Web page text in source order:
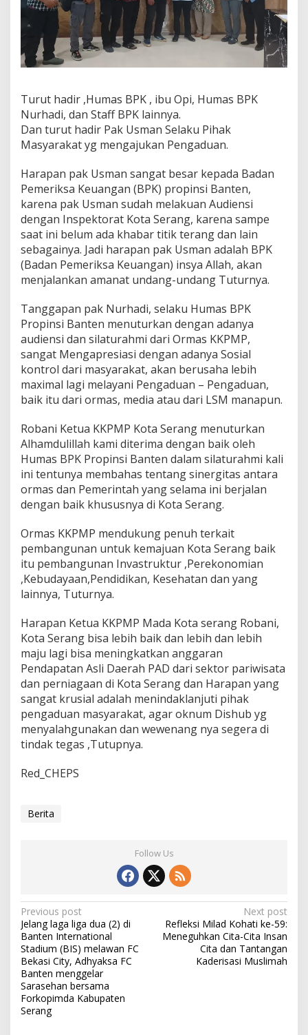
Turut hadir ,Humas BPK , ibu Opi, Humas BPK
Nurhadi, dan Staff BPK lainnya.
Dan turut hadir Pak Usman Selaku Pihak
Masyarakat yg mengajukan Pengaduan.
Harapan pak Usman sangat besar kepada Badan
Pemeriksa Keuangan (BPK) propinsi Banten,
karena pak Usman sudah melakuan Audiensi
dengan Inspektorat Kota Serang, karena sampe
saat ini belum ada khabar titik terang dan lain
sebagainya. Jadi harapan pak Usman adalah BPK
(Badan Pemeriksa Keuangan) insya Allah, akan
menjalankan amanat undang-undang Tuturnya.
Tanggapan pak Nurhadi, selaku Humas BPK
Propinsi Banten menuturkan dengan adanya
audiensi dan silaturahmi dari Ormas KKPMP,
sangat Mengapresiasi dengan adanya Sosial
kontrol dari masyarakat, akan berusaha lebih
maximal lagi melayani Pengaduan – Pengaduan,
baik itu dari ormas, media atau dari LSM manapun.
Robani Ketua KKPMP Kota Serang menuturkan
Alhamdulillah kami diterima dengan baik oleh
Humas BPK Propinsi Banten dalam silaturahmi kali
ini tentunya membahas tentang sinergitas antara
ormas dan Pemerintah yang selama ini berjalan
dengan baik khususnya di Kota Serang.
Ormas KKPMP mendukung penuh terkait
pembangunan untuk kemajuan Kota Serang baik
itu pembangunan Invastruktur ,Perekonomian
,Kebudayaan,Pendidikan, Kesehatan dan yang
lainnya, Tuturnya.
Harapan Ketua KKPMP Mada Kota serang Robani,
Kota Serang bisa lebih baik dan lebih dan lebih
maju lagi bisa meningkatkan anggaran
Pendapatan Asli Daerah PAD dari sektor pariwisata
dan perniagaan di Kota Serang dan Harapan yang
sangat krusial adalah menindaklanjuti pihak
pengaduan masyarakat, agar oknum Dishub yg
menyalahgunakan dan wewenang nya segera di
tindak tegas ,Tutupnya.
Red_CHEPS
Berita
Follow Us
Post
navigation
Previous post
Jelang laga liga dua (2) di
Banten International
Stadium (BIS) melawan FC
Bekasi City, Adhyaksa FC
Banten menggelar
Sarasehan bersama
Forkopimda Kabupaten
Serang
Next post
Refleksi Milad Kohati ke-59:
Meneguhkan Cita-Cita Insan
Cita dan Tantangan
Kaderisasi Muslimah